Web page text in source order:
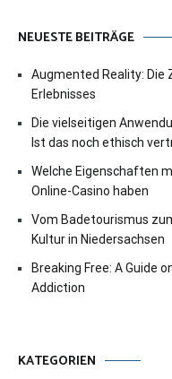
NEUESTE BEITRÄGE
Augmented Reality: Die
Erlebnisses
Die vielseitigen
Ist das noch ethisch
Welche Eigenschaften
Online-Casino haben
Vom Badetourismus
Kultur in Niedersachsen
Breaking Free: A Guide
Addiction
KATEGORIEN